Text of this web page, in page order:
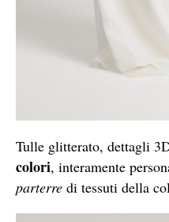
Tulle glitterato, dettagli
colori, interamente
parterre di tessuti della